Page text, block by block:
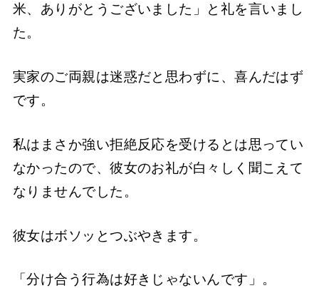
米、ありがとうございました」と礼を言いまし
た。
実家のご両親は迷惑だと思わずに、喜んだはず
です。
私はまさか強い拒絶反応を受けるとは思ってい
なかったので、彼女のお礼が白々しく聞こえて
なりませんでした。
彼女はボソッとつぶやきます。
「分け合う行為は好きじゃないんです」。